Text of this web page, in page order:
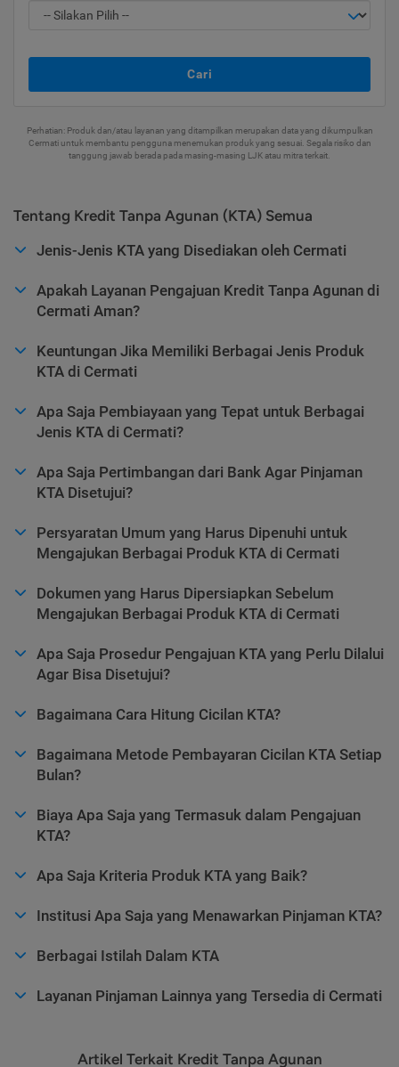
Cari
Perhatian: Produk dan/atau layanan yang ditampilkan merupakan data yang dikumpulkan
Cermati untuk membantu pengguna menemukan produk yang sesuai. Segala risiko dan
tanggung jawab berada pada masing-masing LJK atau mitra terkait.
Tentang Kredit Tanpa Agunan (KTA) Semua
Jenis-Jenis KTA yang Disediakan oleh Cermati
Apakah Layanan Pengajuan Kredit Tanpa Agunan di
Cermati Aman?
Keuntungan Jika Memiliki Berbagai Jenis Produk
KTA di Cermati
Apa Saja Pembiayaan yang Tepat untuk Berbagai
Jenis KTA di Cermati?
Apa Saja Pertimbangan dari Bank Agar Pinjaman
KTA Disetujui?
Persyaratan Umum yang Harus Dipenuhi untuk
Mengajukan Berbagai Produk KTA di Cermati
Dokumen yang Harus Dipersiapkan Sebelum
Mengajukan Berbagai Produk KTA di Cermati
Apa Saja Prosedur Pengajuan KTA yang Perlu Dilalui
Agar Bisa Disetujui?
Bagaimana Cara Hitung Cicilan KTA?
Bagaimana Metode Pembayaran Cicilan KTA Setiap
Bulan?
Biaya Apa Saja yang Termasuk dalam Pengajuan
KTA?
Apa Saja Kriteria Produk KTA yang Baik?
Institusi Apa Saja yang Menawarkan Pinjaman KTA?
Berbagai Istilah Dalam KTA
Layanan Pinjaman Lainnya yang Tersedia di Cermati
Artikel Terkait Kredit Tanpa Agunan